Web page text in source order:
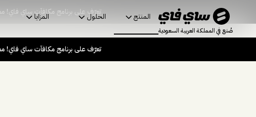
صُنع في المملكة العربية السعودية
المنتج الحلول المزايا
تعرّف على برنامج مكافآت ساي فاي!
تعرّف على برنامج مكافآت ساي فاي!